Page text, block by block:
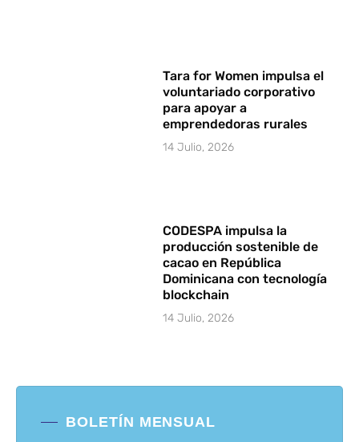
Tara for Women impulsa el
voluntariado corporativo
para apoyar a
emprendedoras rurales
14 Julio, 2026
CODESPA impulsa la
producción sostenible de
cacao en República
Dominicana con tecnología
blockchain
14 Julio, 2026
BOLETÍN MENSUAL